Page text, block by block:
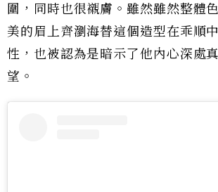
圍，同時也很襯膚。雖然雖然整體
美的眉上齊瀏海替這個造型在乖順
性，也被認為是暗示了他內心深處
望。